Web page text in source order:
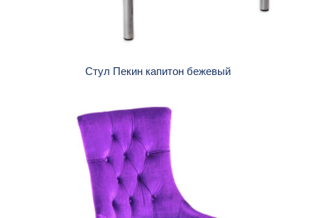
Стул Пекин капитон бежевый